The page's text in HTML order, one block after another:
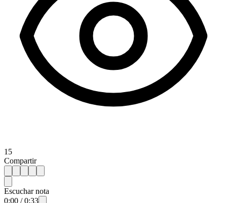
15
Compartir
Escuchar nota
0:00 /0:33